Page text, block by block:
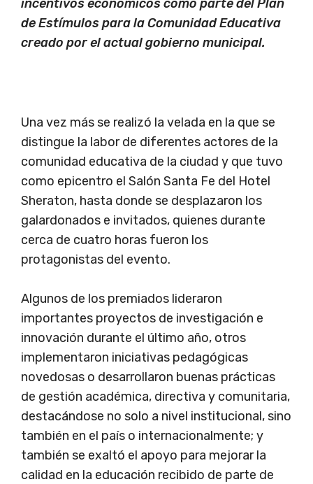
incentivos económicos como parte del Plan
de Estímulos para la Comunidad Educativa
creado por el actual gobierno municipal.
Una vez más se realizó la velada en la que se
distingue la labor de diferentes actores de la
comunidad educativa de la ciudad y que tuvo
como epicentro el Salón Santa Fe del Hotel
Sheraton, hasta donde se desplazaron los
galardonados e invitados, quienes durante
cerca de cuatro horas fueron los
protagonistas del evento.
Algunos de los premiados lideraron
importantes proyectos de investigación e
innovación durante el último año, otros
implementaron iniciativas pedagógicas
novedosas o desarrollaron buenas prácticas
de gestión académica, directiva y comunitaria,
destacándose no solo a nivel institucional, sino
también en el país o internacionalmente; y
también se exaltó el apoyo para mejorar la
calidad en la educación recibido de parte de